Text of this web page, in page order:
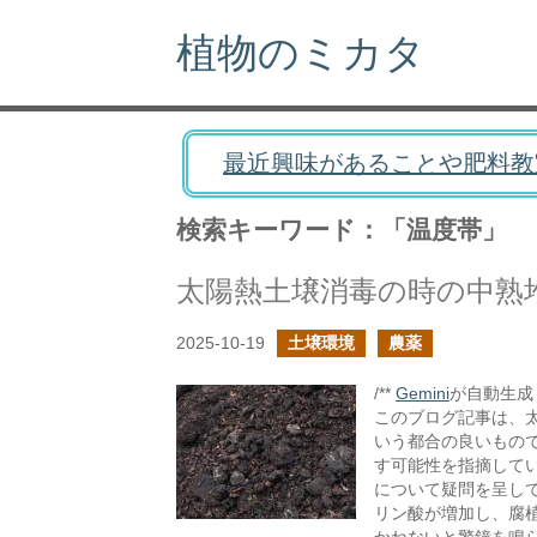
植物のミカタ
最近興味があることや肥料
検索キーワード：「温度帯」
太陽熱土壌消毒の時の中熟
2025-10-19 土壌環境 農薬
/** Geminiが自動生
このブログ記事は、
いう都合の良いもの
す可能性を指摘して
について疑問を呈し
リン酸が増加し、腐